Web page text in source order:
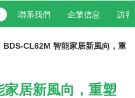
聯系我們 企業信息 訪客
BDS-CL62M 智能家居新風向，重
居新風向，重塑